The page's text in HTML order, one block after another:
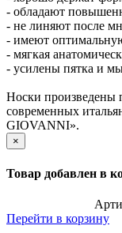
- обладают
- не линяют после
- имеют
- мягкая
- усилены пятка и
Носки произведены
современных
GIOVANNI».
×
Товар добавлен в
Перейти в корзину